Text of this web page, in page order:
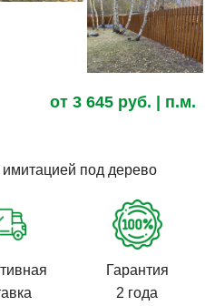
от 3 645 руб. | п.м.
имитацией под дерево
Гарантия
2 года